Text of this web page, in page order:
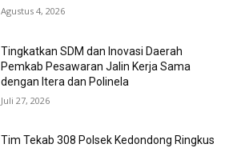
Agustus 4, 2026
Tingkatkan SDM dan Inovasi Daerah
Pemkab Pesawaran Jalin Kerja Sama
dengan Itera dan Polinela
Juli 27, 2026
Tim Tekab 308 Polsek Kedondong Ringkus